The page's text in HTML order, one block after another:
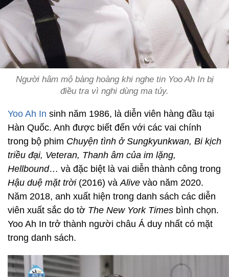
Người hâm mộ bàng hoàng khi nghe tin Yoo Ah In bị
điều tra vì nghi dùng ma túy.
Yoo Ah In sinh năm 1986, là diễn viên hàng đầu tại
Hàn Quốc. Anh được biết đến với các vai chính
trong bộ phim Chuyện tình ở Sungkyunkwan, Bi kịch
triều đại, Veteran, Thanh âm của im lặng,
Hellbound… và đặc biệt là vai diễn thành công trong
Hậu duệ mặt trời (2016) và Alive vào năm 2020.
Năm 2018, anh xuất hiện trong danh sách các diễn
viên xuất sắc do tờ The New York Times bình chọn.
Yoo Ah In trở thành người châu Á duy nhất có mặt
trong danh sách.